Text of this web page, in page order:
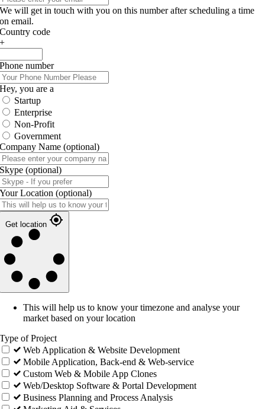
We will get in touch with you on this number after scheduling a time
on email.
Country code
+
Phone number
Hey, you are a
Startup
Enterprise
Non-Profit
Government
Company Name (optional)
Skype (optional)
Your Location (optional)
Get location
This will help us to know your timezone and analyse your
market based on your location
Type of Project
Web Application & Website Development
Mobile Application, Back-end & Web-service
Custom Web & Mobile App Clones
Web/Desktop Software & Portal Development
Business Planning and Process Analysis